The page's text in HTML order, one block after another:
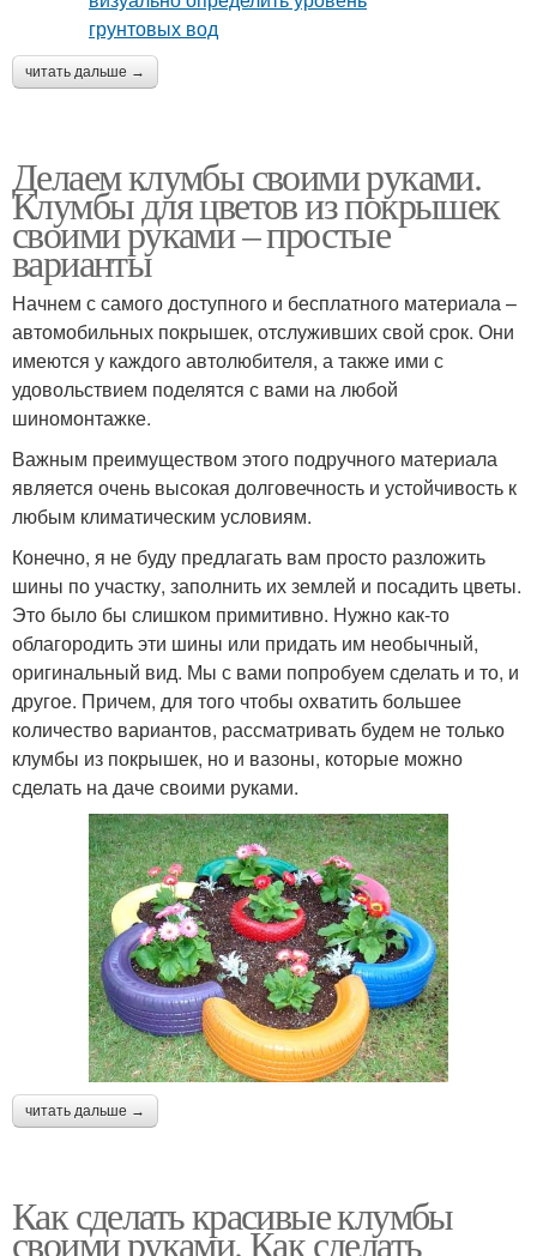
читать дальше →
Делаем клумбы своими руками.
Клумбы для цветов из покрышек
своими руками – простые
варианты
Начнем с самого доступного и бесплатного материала –
автомобильных покрышек, отслуживших свой срок. Они
имеются у каждого автолюбителя, а также ими с
удовольствием поделятся с вами на любой
шиномонтажке.
Важным преимуществом этого подручного материала
является очень высокая долговечность и устойчивость к
любым климатическим условиям.
Конечно, я не буду предлагать вам просто разложить
шины по участку, заполнить их землей и посадить цветы.
Это было бы слишком примитивно. Нужно как-то
облагородить эти шины или придать им необычный,
оригинальный вид. Мы с вами попробуем сделать и то, и
другое. Причем, для того чтобы охватить большее
количество вариантов, рассматривать будем не только
клумбы из покрышек, но и вазоны, которые можно
сделать на даче своими руками.
читать дальше →
Как сделать красивые клумбы
своими руками. Как сделать